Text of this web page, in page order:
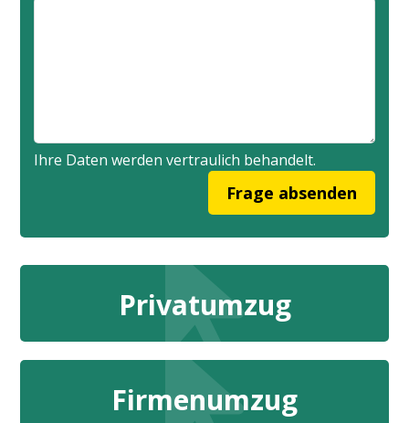
Ihre Daten werden vertraulich behandelt.
Privatumzug
Firmenumzug